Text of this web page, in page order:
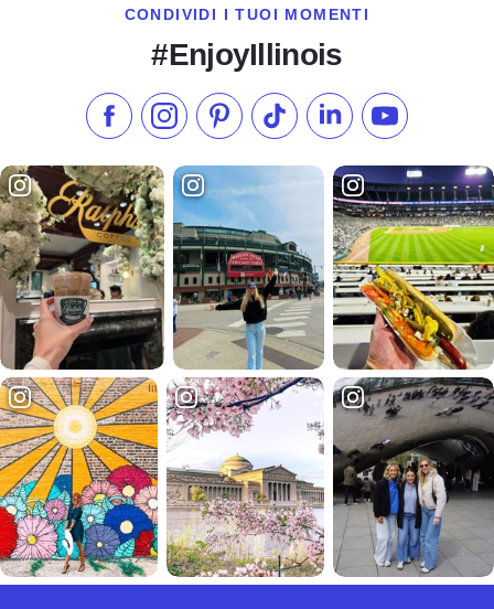
CONDIVIDI I TUOI MOMENTI
#EnjoyIllinois
Metti "Mi piace" su Facebook
Seguici su Instagram
Visita il nostro Pinterest
Seguici su TikTok
Seguici su LinkedIn
Iscriviti al